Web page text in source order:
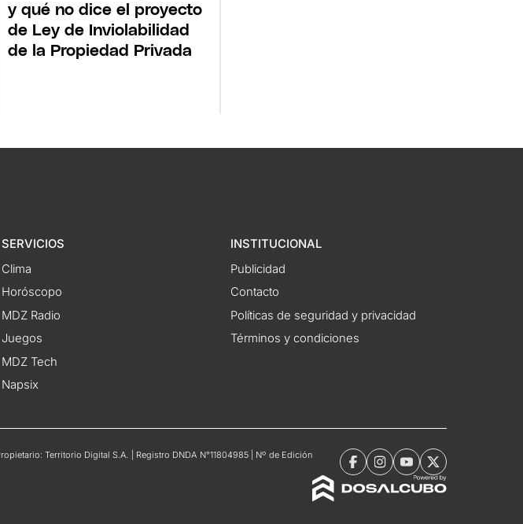
y qué no dice el proyecto
de Ley de Inviolabilidad
de la Propiedad Privada
SERVICIOS
Clima
Horóscopo
MDZ Radio
Juegos
MDZ Tech
Napsix
INSTITUCIONAL
Publicidad
Contacto
Políticas de seguridad y privacidad
Términos y condiciones
Territorio Digital S.A. | Registro DNDA N°11804985 | Nº de Edición